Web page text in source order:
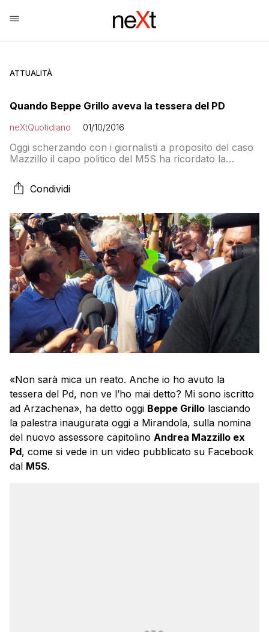
ATTUALITÀ
Quando Beppe Grillo aveva la tessera del PD
neXtQuotidiano 01/10/2016
Oggi scherzando con i giornalisti a proposito del caso
Mazzillo il capo politico del M5S ha ricordato la
alle primarie. Ma…
Condividi
«Non sarà mica un reato. Anche io ho avuto la
tessera del Pd, non ve l’ho mai detto? Mi sono iscritto
ad Arzachena», ha detto oggi Beppe Grillo lasciando
la palestra inaugurata oggi a Mirandola, sulla nomina
del nuovo assessore capitolino Andrea Mazzillo ex
Pd, come si vede in un video pubblicato su Facebook
dal M5S.